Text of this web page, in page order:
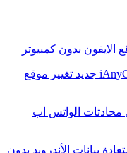
الايفون بدون كمبيوتر
جديد تغيير موقع
محادثات الواتس اب
بيانات الأندرويد بدون